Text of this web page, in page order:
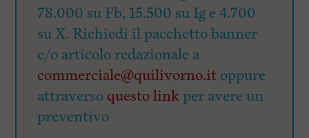
78.000 su Fb, 15.500 su Ig e 4.700
su X. Richiedi il pacchetto banner
e/o articolo redazionale a
commerciale@quilivorno.it oppure
attraverso questo linkper avere un
preventivo